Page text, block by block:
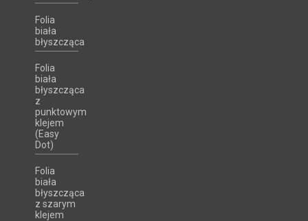
Folia
biała
błyszcząca
Folia
biała
błyszcząca
z
punktowym
klejem
(Easy
Dot)
Folia
biała
błyszcząca
z szarym
klejem